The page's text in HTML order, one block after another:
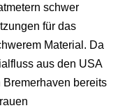
schwer
für das
Material. Da
aus den USA
bereits